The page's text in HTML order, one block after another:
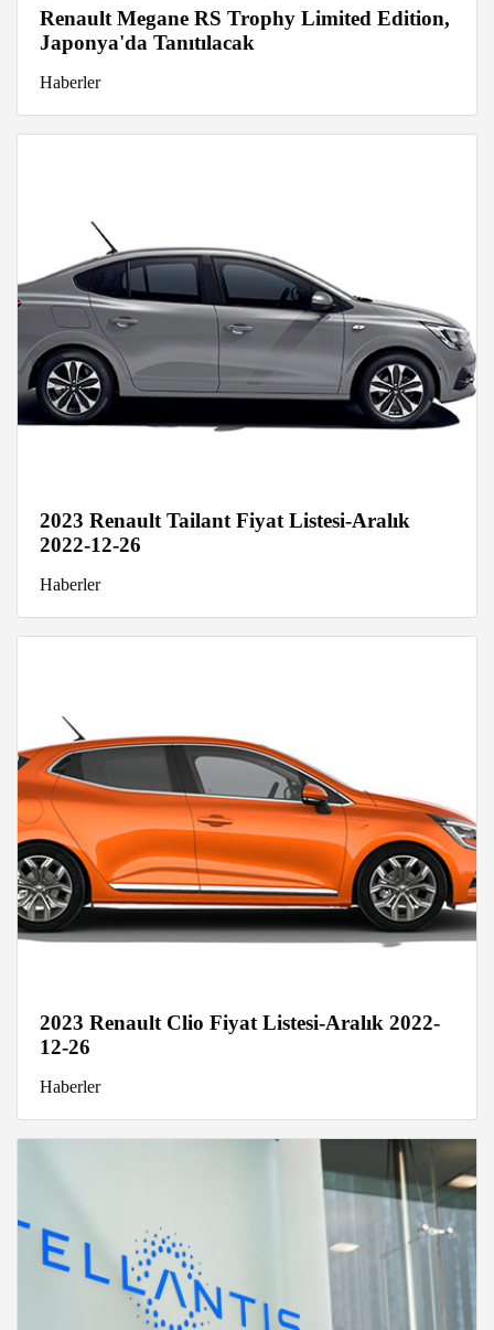
Renault Megane RS Trophy Limited Edition,
Japonya'da Tanıtılacak
Haberler
2023 Renault Tailant Fiyat Listesi-Aralık
2022-12-26
Haberler
2023 Renault Clio Fiyat Listesi-Aralık 2022-
12-26
Haberler